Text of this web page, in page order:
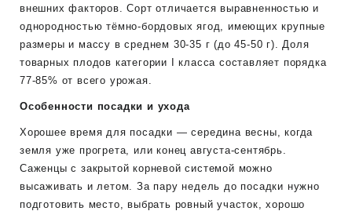
внешних факторов. Сорт отличается выравненностью и
однородностью тёмно-бордовых ягод, имеющих крупные
размеры и массу в среднем 30-35 г (до 45-50 г). Доля
товарных плодов категории I класса составляет порядка
77-85% от всего урожая.
Особенности посадки и ухода
Хорошее время для посадки — середина весны, когда
земля уже прогрета, или конец августа-сентябрь.
Саженцы с закрытой корневой системой можно
высаживать и летом. За пару недель до посадки нужно
подготовить место, выбрать ровный участок, хорошо